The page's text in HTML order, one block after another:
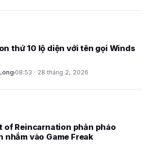
thứ 10 lộ diện với tên gọi Winds
08:53 · 28 tháng 2, 2026
of Reincarnation phản pháo
vào Game Freak